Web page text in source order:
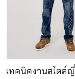
เทคนิคงานสไตล์